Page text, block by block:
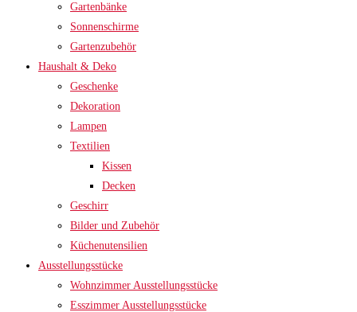
Gartenbänke
Sonnenschirme
Gartenzubehör
Haushalt & Deko
Geschenke
Dekoration
Lampen
Textilien
Kissen
Decken
Geschirr
Bilder und Zubehör
Küchenutensilien
Ausstellungsstücke
Wohnzimmer Ausstellungsstücke
Esszimmer Ausstellungsstücke